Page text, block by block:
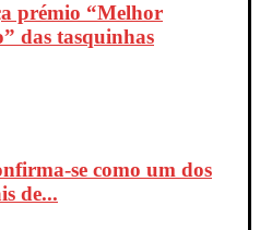
prémio “Melhor
das tasquinhas
se como um dos
de...